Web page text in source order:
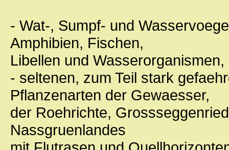
- Wat-, Sumpf- und
Amphibien, Fischen,
Libellen und Wasserorganismen,
- seltenen, zum Teil stark
Pflanzenarten der Gewaesser,
der Roehrichte,
Nassgruenlandes